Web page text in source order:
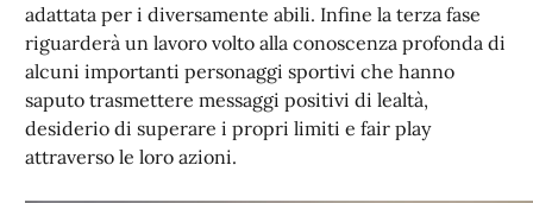
adattata per i diversamente abili. Infine la terza fase
riguarderà un lavoro volto alla conoscenza profonda di
alcuni importanti personaggi sportivi che hanno
saputo trasmettere messaggi positivi di lealtà,
desiderio di superare i propri limiti e fair play
attraverso le loro azioni.